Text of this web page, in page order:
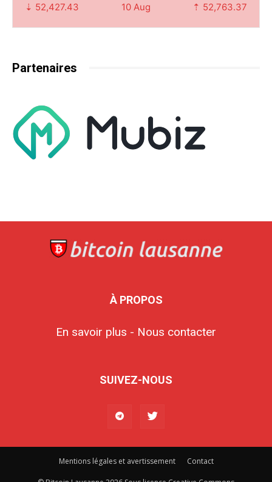
⇣ 52,427.43 10 Aug ⇡ 52,763.37
Partenaires
À PROPOS
En savoir plus - Nous contacter
SUIVEZ-NOUS
Mentions légales et avertissement Contact